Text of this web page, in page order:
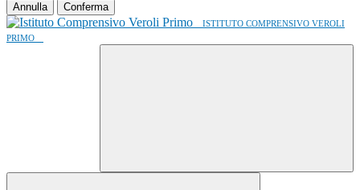
Annulla Conferma
ISTITUTO COMPRENSIVO VEROLI
PRIMO